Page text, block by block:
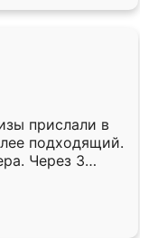
прислали в
подходящий.
Через 3
Остались
Ренессанс